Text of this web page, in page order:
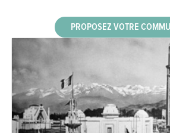
PROPOSEZ VOTRE